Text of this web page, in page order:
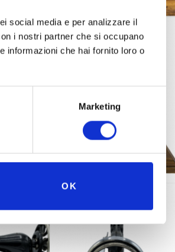
social media e per analizzare il
i nostri partner che si occupano
informazioni che hai fornito loro o
Marketing
OK